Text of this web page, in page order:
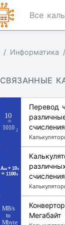
Все
Информатика
СВЯЗАННЫЕ
Перевод
счисления
счисления
Мегабайт